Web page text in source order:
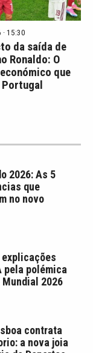
15:30
da saída de
Ronaldo: O
que
2026: As 5
que
no novo
pela polémica
2026
contrata
a nova joia